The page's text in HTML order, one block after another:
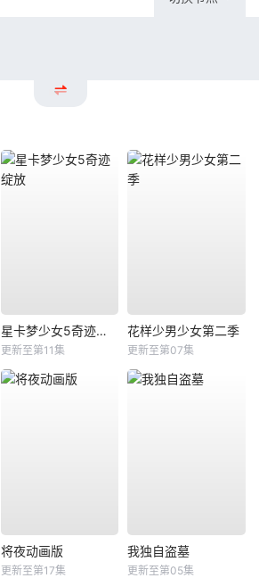
星卡梦少女5奇迹绽放
更新至第11集
花样少男少女第二季
更新至第07集
将夜动画版
更新至第17集
我独自盗墓
更新至第05集